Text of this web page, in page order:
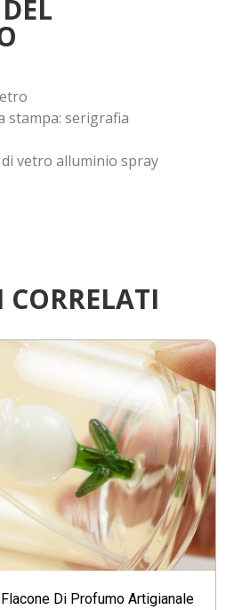
stampa: serigrafia
vetro alluminio spray
Di Profumo Artigianale